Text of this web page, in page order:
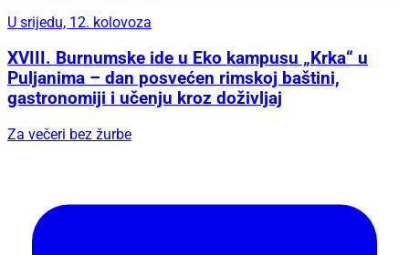
U srijedu, 12. kolovoza
XVIII. Burnumske ide u Eko kampusu „Krka“ u
Puljanima – dan posvećen rimskoj baštini,
gastronomiji i učenju kroz doživljaj
Za večeri bez žurbe